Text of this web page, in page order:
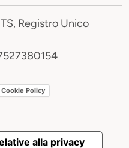
Registro Unico
Cookie Policy
alla privacy